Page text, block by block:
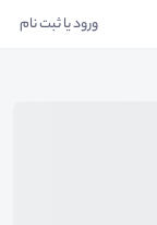
ورود یا ثبت نام